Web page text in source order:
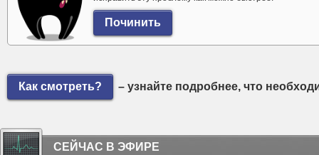
Как смотреть? – узнайте подробнее, что
СЕЙЧАС В ЭФИРЕ